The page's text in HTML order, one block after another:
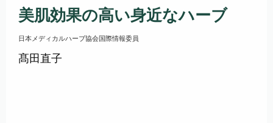
美肌効果の高い身近なハーブ
日本メディカルハーブ協会国際情報委員
髙田直子